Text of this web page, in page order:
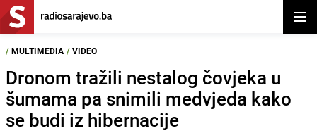
/ MULTIMEDIA / VIDEO
Dronom tražili nestalog čovjeka u
šumama pa snimili medvjeda kako
se budi iz hibernacije